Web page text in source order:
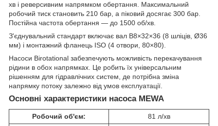
хв і реверсивним напрямком обертання. Максимальний
робочий тиск становить 210 бар, а піковий досягає 300 бар.
Постійна частота обертання — до 1500 об/хв.
З'єднувальний стандарт включає вал B8×32×36 (8 шліців, Ø36
мм) і монтажний фланець ISO (4 отвори, 80×80).
Насоси Birotational забезпечують можливість перекачування
рідини в обох напрямках. Це робить їх універсальним
рішенням для гідравлічних систем, де потрібна зміна
напрямку потоку залежно від умов експлуатації.
Основні характеристики насоса MEWA
Робочий об'єм:
81 л/хв